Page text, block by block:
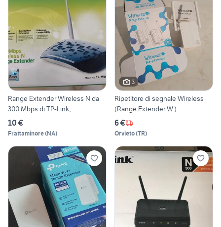
Range Extender Wireless N da
300 Mbps di TP-Link,
10 €
Frattaminore(NA)
3
Ripetitore di segnale Wireless
(Range Extender W.)
6 €
Orvieto(TR)